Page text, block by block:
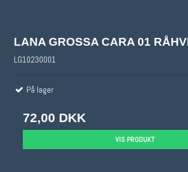
LANA GROSSA CARA 01
LG10230001
På lager
72,00 DKK
VIS PRODUKT